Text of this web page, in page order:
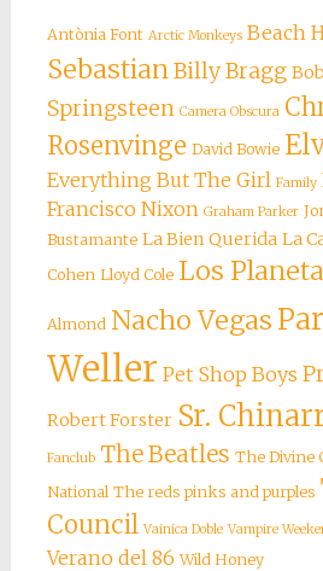
Antònia Font Arctic Monkeys Beach
SebastianBilly Bragg
Springsteen Camera Obscura
Rosenvinge David Bowie
Everything But The Girl Family
Francisco Nixon Graham Parker
Bustamante La Bien Querida La
Cohen Lloyd Cole Los
Almond Nacho Vegas
Weller Pet Shop Boys
Robert Forster Sr.
Fanclub The Beatles The Divine
National The reds pinks and purples
Council Vainica Doble Vampire
Verano del 86 Wild Honey